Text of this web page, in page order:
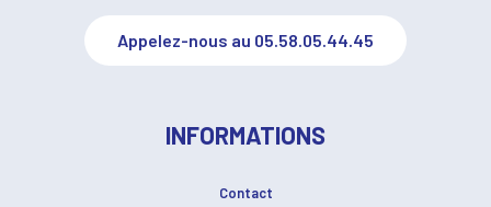
Appelez-nous au 05.58.05.44.45
INFORMATIONS
Contact